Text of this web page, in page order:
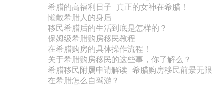
希腊的高福利日子
真正的女神在希腊！
懒散希腊人的身后
移民希腊后的生活到底是怎样的？
保姆级希腊购房移民教程
在希腊购房的具体操作流程！
关于希腊购房移民的这些事，你了解么？
希腊移民附属申请解读
希腊购房移民前景无限
在希腊怎么自驾游？